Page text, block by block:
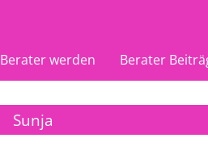
Berater werden Berater
Sunja